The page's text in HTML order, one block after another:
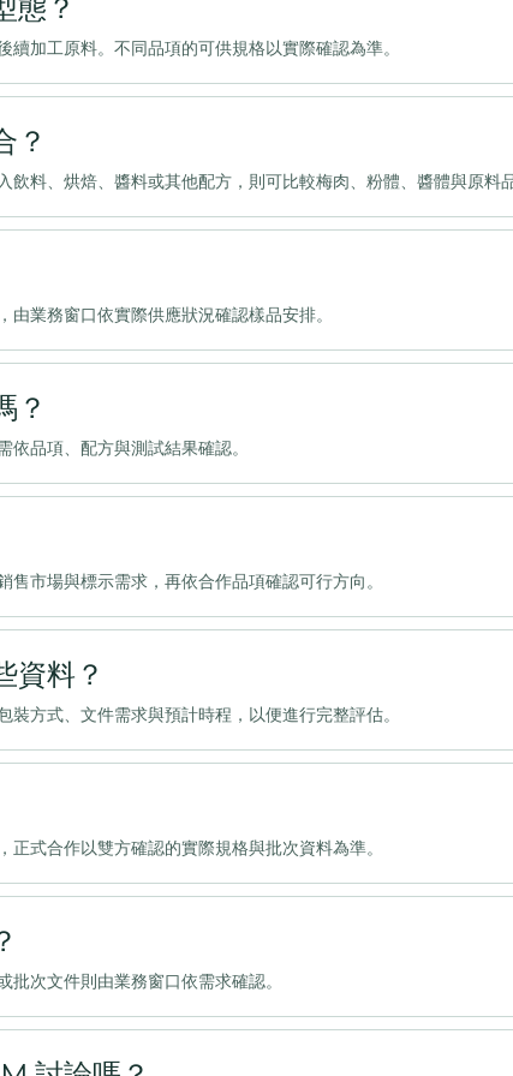
態？
加工原料。不同品項的可供規格以實際確認為準。
？
飲料、烘焙、醬料或其他配方，則可比較梅肉、粉體、醬體與原料
業務窗口依實際供應狀況確認樣品安排。
？
品項、配方與測試結果確認。
市場與標示需求，再依合作品項確認可行方向。
資料？
方式、文件需求與預計時程，以便進行完整評估。
式合作以雙方確認的實際規格與批次資料為準。
次文件則由業務窗口依需求確認。